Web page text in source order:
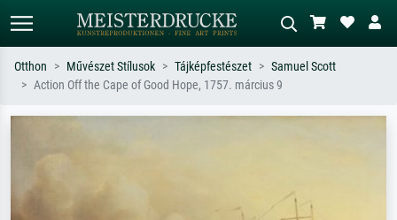
Otthon Művészet Stílusok Tájképfestészet
Samuel Scott
Action Off the Cape of Good Hope, 1757. március 9